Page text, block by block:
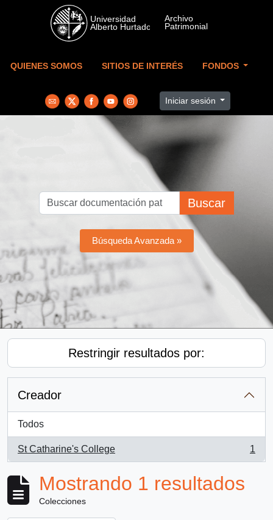
Skip to main content
QUIENES SOMOS SITIOS DE INTERÉS FONDOS
Iniciar sesión
Buscar
Búsqueda Avanzada »
Restringir resultados por:
Creador
Todos
St Catharine's College
, 1 resultados
1
Mostrando 1 resultados
Colecciones